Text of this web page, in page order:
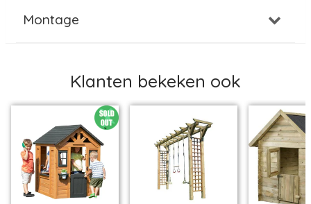
Montage
Klanten bekeken ook